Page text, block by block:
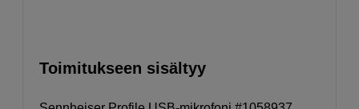
Toimitukseen sisältyy